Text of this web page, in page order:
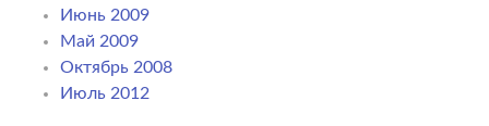
Июнь 2009
Май 2009
Октябрь 2008
Июль 2012